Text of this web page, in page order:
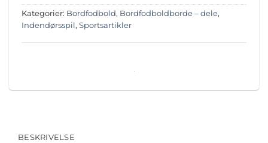
Kategorier: Bordfodbold, Bordfodboldborde – dele,
Indendørsspil, Sportsartikler
BESKRIVELSE